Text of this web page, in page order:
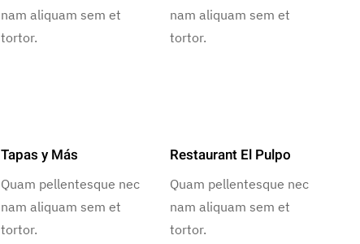
nam aliquam sem et
tortor.
nam aliquam sem et
tortor.
Tapas y Más
Quam pellentesque nec
nam aliquam sem et
tortor.
Restaurant El Pulpo
Quam pellentesque nec
nam aliquam sem et
tortor.